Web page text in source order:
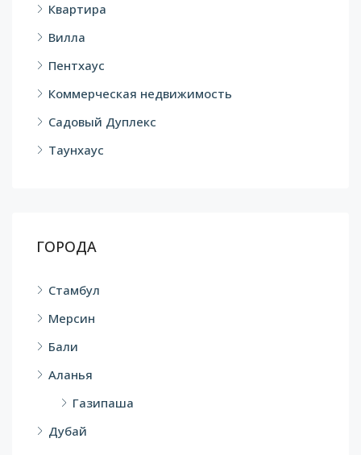
Квартира
Вилла
Пентхаус
Коммерческая недвижимость
Садовый Дуплекс
Таунхаус
ГОРОДА
Стамбул
Мерсин
Бали
Аланья
Газипаша
Дубай